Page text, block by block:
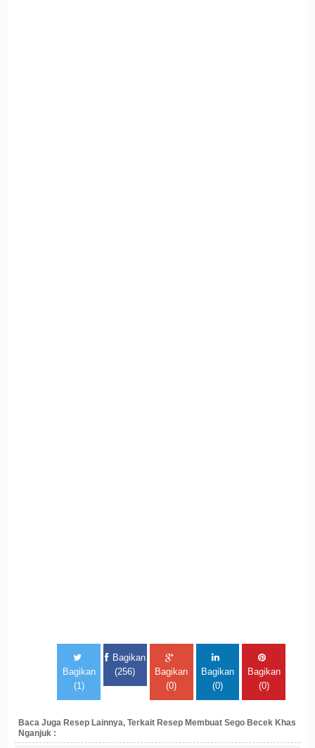
Bagikan
(1)
Bagikan
(256)
Bagikan
(0)
Bagikan
(0)
Bagikan
(0)
Baca Juga Resep Lainnya, Terkait Resep Membuat Sego Becek Khas
Nganjuk :